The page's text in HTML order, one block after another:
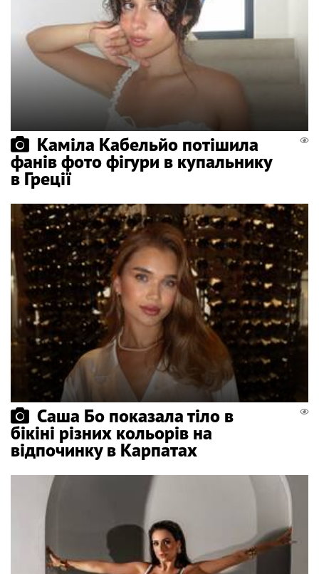
Каміла Кабельйо потішила
фанів фото фігури в купальнику
в Греції
Саша Бо показала тіло в
бікіні різних кольорів на
відпочинку в Карпатах